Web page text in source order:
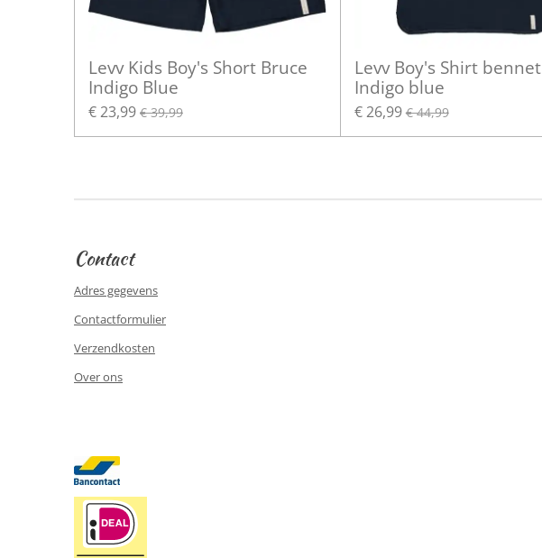
Levv Kids Boy's Short Bruce
Indigo Blue
€ 23,99 € 39,99
Levv Boy's Shirt bennet
Indigo blue
€ 26,99 € 44,99
Contact
Adres gegevens
Contactformulier
Verzendkosten
Over ons